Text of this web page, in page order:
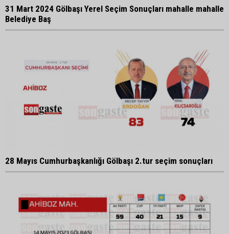
31 Mart 2024 Gölbaşı Yerel Seçim Sonuçları mahalle mahalle
Belediye Baş
28 Mayıs Cumhurbaşkanlığı Gölbaşı 2.tur seçim sonuçları